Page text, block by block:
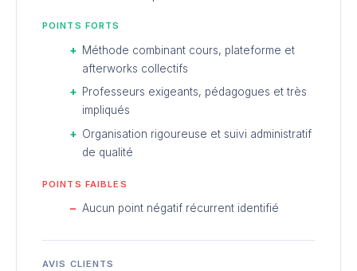
POINTS FORTS
Méthode combinant cours, plateforme et
afterworks collectifs
Professeurs exigeants, pédagogues et très
impliqués
Organisation rigoureuse et suivi administratif
de qualité
POINTS FAIBLES
Aucun point négatif récurrent identifié
AVIS CLIENTS